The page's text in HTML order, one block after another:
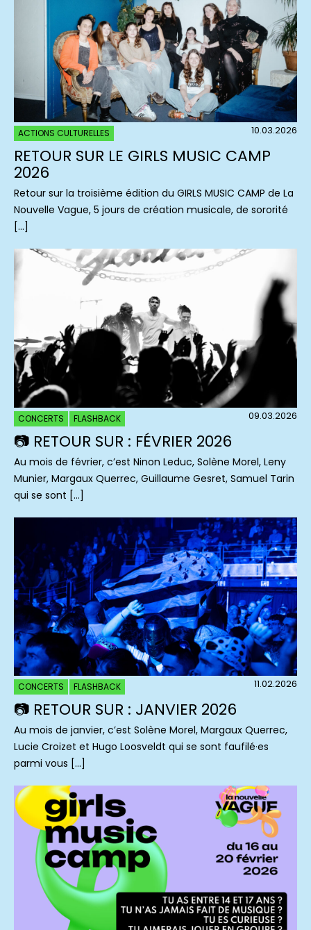
ACTIONS CULTURELLES 10.03.2026
RETOUR SUR LE GIRLS MUSIC CAMP
2026
Retour sur la troisième édition du GIRLS MUSIC CAMP de La
Nouvelle Vague, 5 jours de création musicale, de sororité
[…]
CONCERTS FLASHBACK 09.03.2026
📷 RETOUR SUR : FÉVRIER 2026
Au mois de février, c’est Ninon Leduc, Solène Morel, Leny
Munier, Margaux Querrec, Guillaume Gesret, Samuel Tarin
qui se sont […]
CONCERTS FLASHBACK 11.02.2026
📷 RETOUR SUR : JANVIER 2026
Au mois de janvier, c’est Solène Morel, Margaux Querrec,
Lucie Croizet et Hugo Loosveldt qui se sont faufilé·es
parmi vous […]